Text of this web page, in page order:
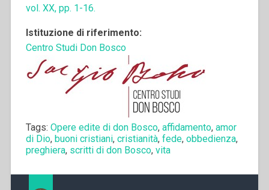
vol. XX, pp. 1-16.
Istituzione di riferimento:
Centro Studi Don Bosco
Tags: Opere edite di don Bosco, affidamento, amor
di Dio, buoni cristiani, cristianità, fede, obbedienza,
preghiera, scritti di don Bosco, vita